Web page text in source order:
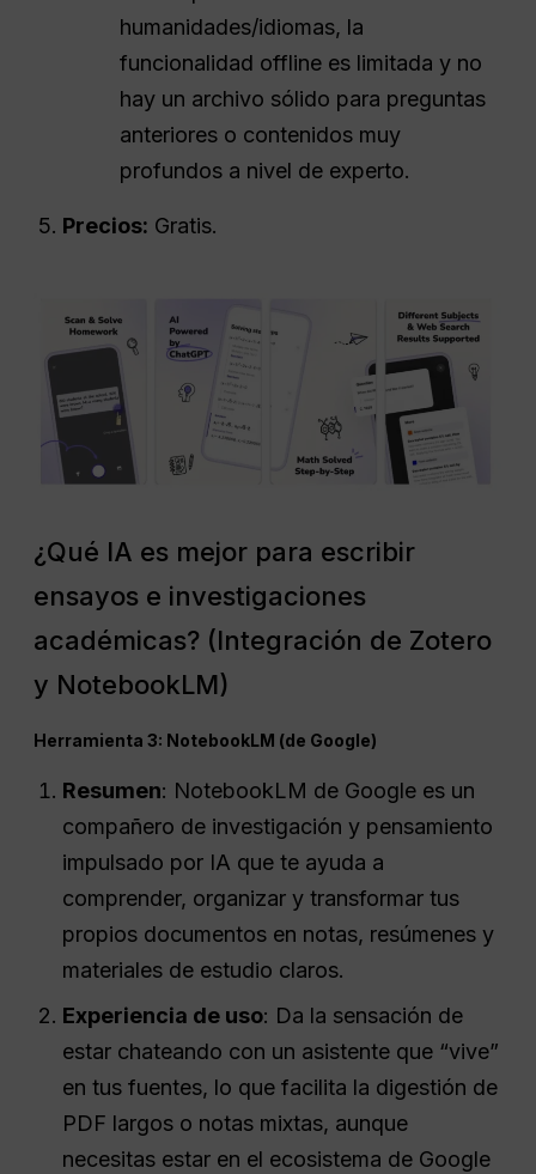
humanidades/idiomas, la
funcionalidad offline es limitada y no
hay un archivo sólido para preguntas
anteriores o contenidos muy
profundos a nivel de experto.
Precios: Gratis.
¿Qué IA es mejor para escribir
ensayos e investigaciones
académicas? (Integración de Zotero
y NotebookLM)
Herramienta 3: NotebookLM (de Google)
Resumen: NotebookLM de Google es un
compañero de investigación y pensamiento
impulsado por IA que te ayuda a
comprender, organizar y transformar tus
propios documentos en notas, resúmenes y
materiales de estudio claros.
Experiencia de uso: Da la sensación de
estar chateando con un asistente que “vive”
en tus fuentes, lo que facilita la digestión de
PDF largos o notas mixtas, aunque
necesitas estar en el ecosistema de Google